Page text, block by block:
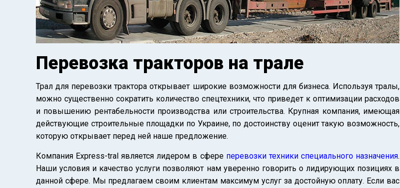
Перевозка тракторов на трале
Трал для перевозки трактора открывает широкие возможности для бизнеса. Используя тралы,
можно существенно сократить количество спецтехники, что приведет к оптимизации расходов
и повышению рентабельности производства или строительства. Крупная компания, имеющая
действующие строительные площадки по Украине, по достоинству оценит такую возможность,
которую открывает перед ней наше предложение.
Компания Express-tral является лидером в сфере перевозки техники специального назначения.
Наши условия и качество услуги позволяют нам уверенно говорить о лидирующих позициях в
данной сфере. Мы предлагаем своим клиентам максимум услуг за достойную оплату. Если вас